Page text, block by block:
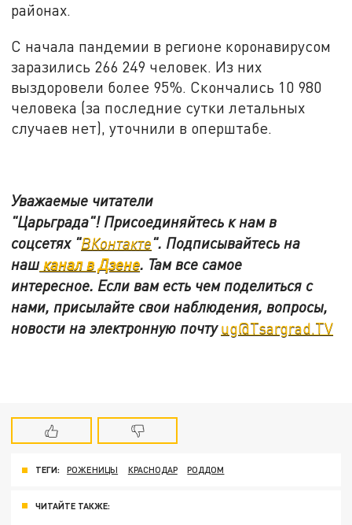
районах.
С начала пандемии в регионе коронавирусом
заразились 266 249 человек. Из них
выздоровели более 95%. Скончались 10 980
человека (за последние сутки летальных
случаев нет), уточнили в оперштабе.
Уважаемые читатели
"Царьграда"! Присоединяйтесь к нам в
соцсетях "ВКонтакте". Подписывайтесь на
нашканал в Дзене. Там все самое
интересное. Если вам есть чем поделиться с
нами, присылайте свои наблюдения, вопросы,
новости на электронную почтуug@Tsargrad.TV
ТЕГИ: РОЖЕНИЦЫ КРАСНОДАР РОДДОМ
ЧИТАЙТЕ ТАКЖЕ: